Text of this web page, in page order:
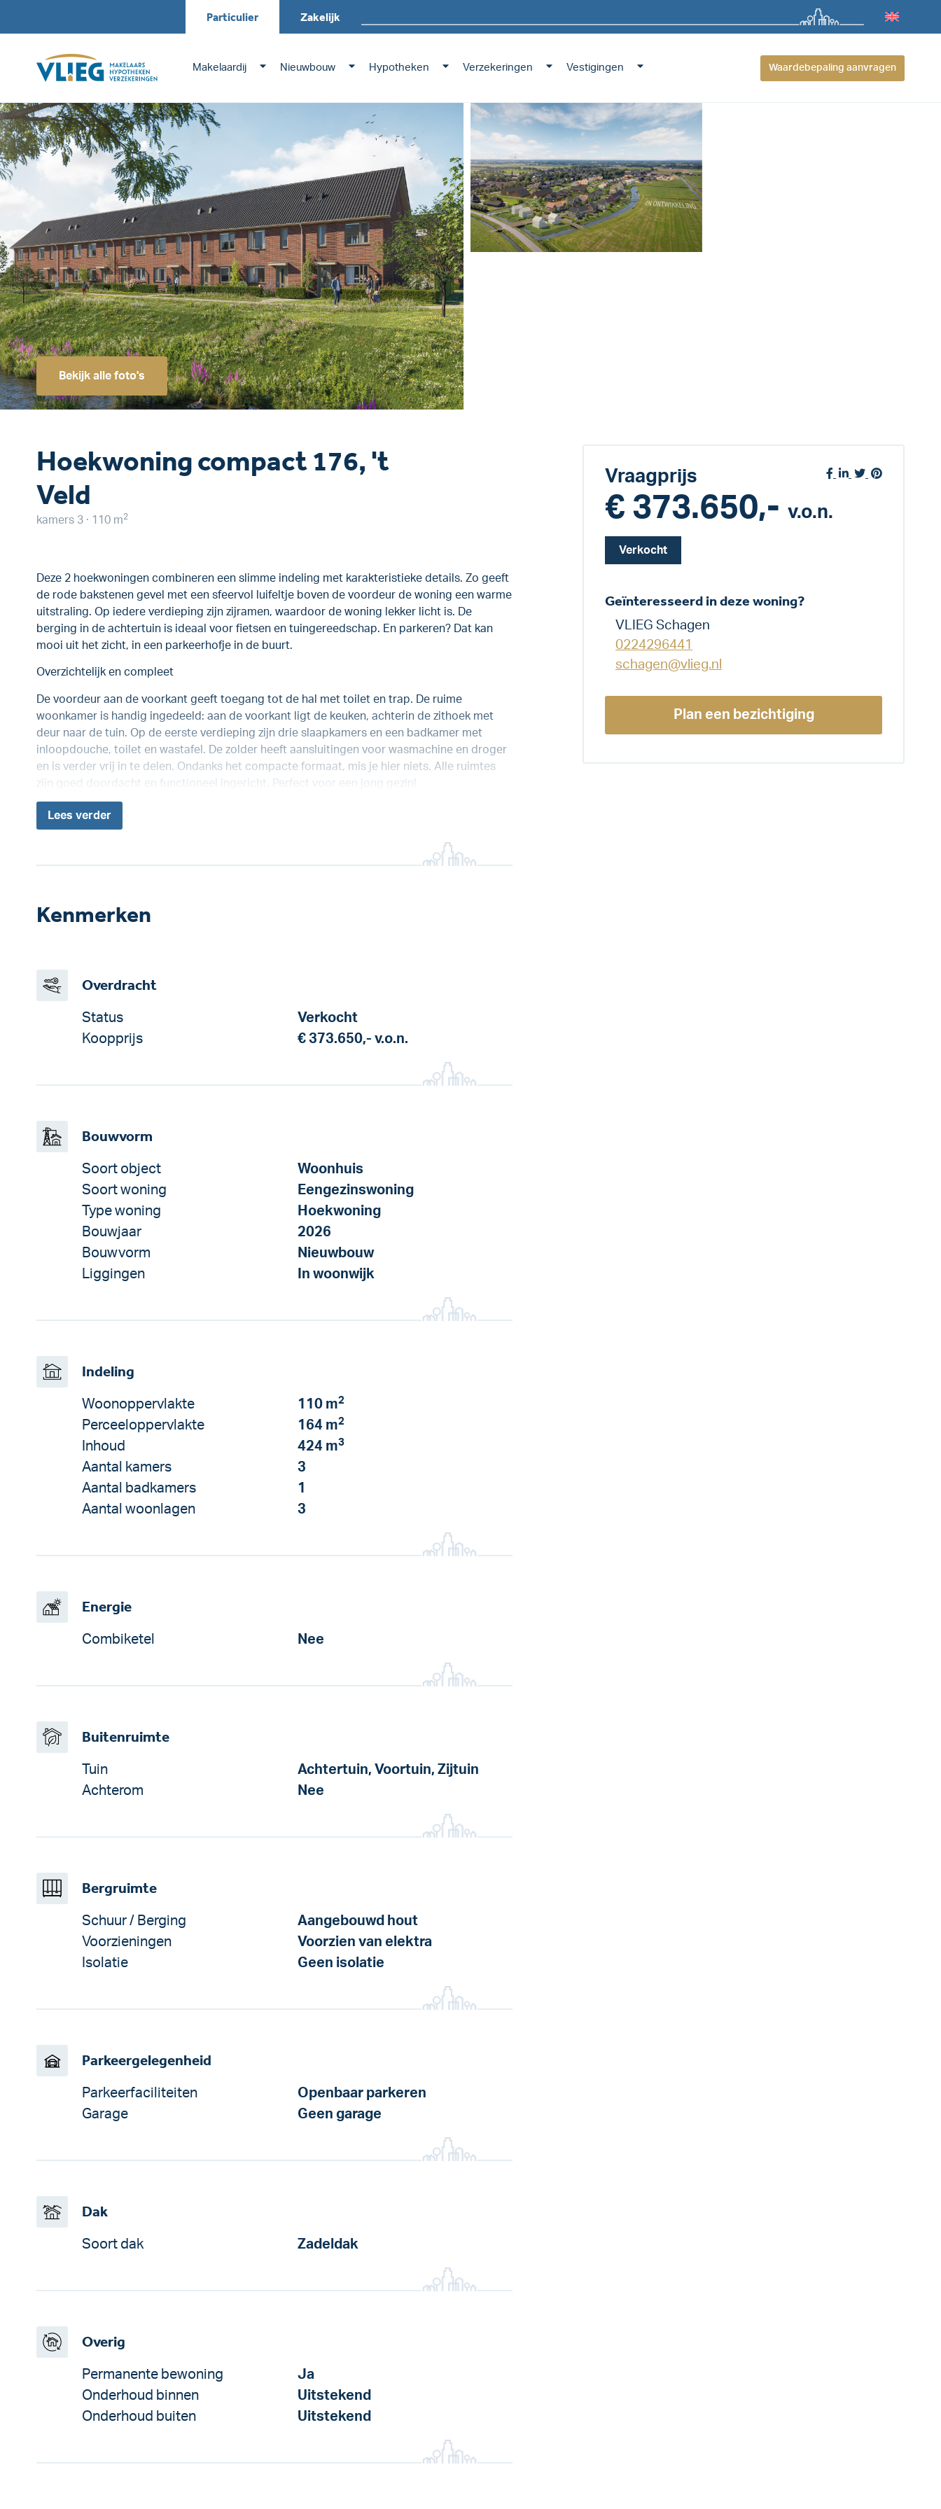
Particulier Zakelijk
Makelaardij Nieuwbouw Hypotheken Verzekeringen Vestigingen Waardebepaling aanvragen
Bekijk alle foto's
Hoekwoning compact 176, 't
Veld
kamers 3 · 110 m2
Deze 2 hoekwoningen combineren een slimme indeling met karakteristieke details. Zo geeft
de rode bakstenen gevel met een sfeervol luifeltje boven de voordeur de woning een warme
uitstraling. Op iedere verdieping zijn zijramen, waardoor de woning lekker licht is. De
berging in de achtertuin is ideaal voor fietsen en tuingereedschap. En parkeren? Dat kan
mooi uit het zicht, in een parkeerhofje in de buurt.
Overzichtelijk en compleet
De voordeur aan de voorkant geeft toegang tot de hal met toilet en trap. De ruime
woonkamer is handig ingedeeld: aan de voorkant ligt de keuken, achterin de zithoek met
deur naar de tuin. Op de eerste verdieping zijn drie slaapkamers en een badkamer met
inloopdouche, toilet en wastafel. De zolder heeft aansluitingen voor wasmachine en droger
en is verder vrij in te delen. Ondanks het compacte formaat, mis je hier niets. Alle ruimtes
zijn goed doordacht en functioneel ingericht. Perfect voor een jong gezin!
Lees verder
Kenmerken
Overdracht
Status
Verkocht
Koopprijs
€ 373.650,- v.o.n.
Bouwvorm
Soort object
Woonhuis
Soort woning
Eengezinswoning
Type woning
Hoekwoning
Bouwjaar
2026
Bouwvorm
Nieuwbouw
Liggingen
In woonwijk
Indeling
Woonoppervlakte 110 m2
Perceeloppervlakte 164 m2
Inhoud 424 m3
Aantal kamers
3
Aantal badkamers
1
Aantal woonlagen
3
Energie
Combiketel Nee
Buitenruimte
Tuin
Achtertuin, Voortuin, Zijtuin
Achterom
Nee
Bergruimte
Schuur / Berging
Aangebouwd hout
Voorzieningen
Voorzien van elektra
Isolatie
Geen isolatie
Parkeergelegenheid
Parkeerfaciliteiten
Openbaar parkeren
Garage
Geen garage
Dak
Soort dak Zadeldak
Overig
Permanente bewoning
Ja
Onderhoud binnen
Uitstekend
Onderhoud buiten
Uitstekend
Vraagprijs
€ 373.650,- v.o.n.
Verkocht
Geïnteresseerd in deze woning?
VLIEG Schagen
0224296441
schagen@vlieg.nl
Plan een bezichtiging